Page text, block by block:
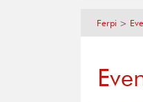
Ferpi >